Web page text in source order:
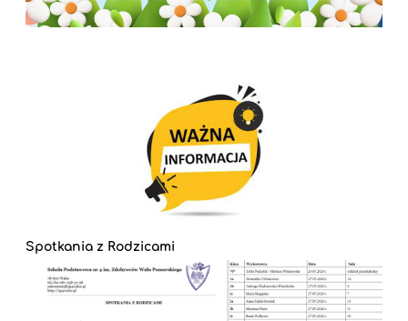
Spotkania z Rodzicami